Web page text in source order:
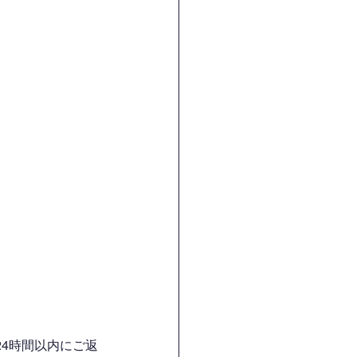
時間以内にご返